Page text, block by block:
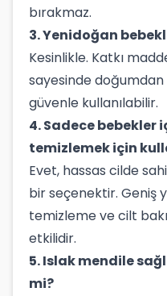
bırakmaz.
3. Yenidoğan
Kesinlikle. Katkı
sayesinde
güvenle kullanılabilir.
4. Sadece bebekler
temizlemek için
Evet, hassas cilde
bir seçenektir. Geniş
temizleme ve cilt
etkilidir.
5. Islak mendile
mi?